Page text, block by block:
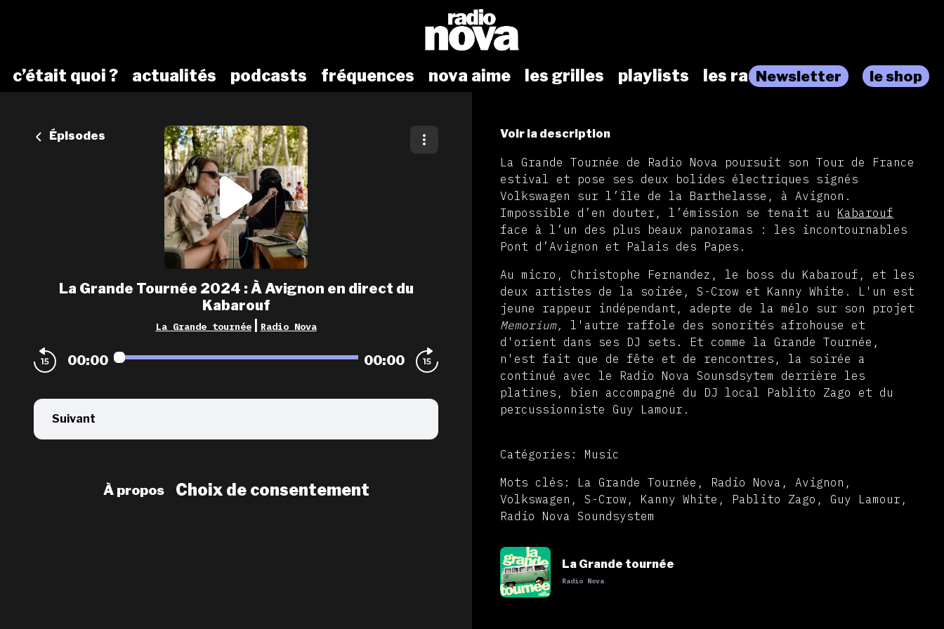
c’était quoi ? actualités podcasts fréquences nova aime les grilles playlists les radiosNewsletter le shop
Épisodes
La Grande Tournée 2024 : À Avignon en direct du
Kabarouf
La Grande tournée Radio Nova
00:00 00:00
Suivant
À propos Choix de consentement
Voir la description
La Grande Tournée de Radio Nova poursuit son Tour de France
estival et pose ses deux bolides électriques signés
Volkswagen sur l’île de la Barthelasse, à Avignon.
Impossible d’en douter, l’émission se tenait au Kabarouf
face à l’un des plus beaux panoramas : les incontournables
Pont d’Avignon et Palais des Papes.
Au micro, Christophe Fernandez, le boss du Kabarouf, et les
deux artistes de la soirée, S-Crow et Kanny White. L'un est
jeune rappeur indépendant, adepte de la mélo sur son projet
Memorium, l'autre raffole des sonorités afrohouse et
d'orient dans ses DJ sets. Et comme la Grande Tournée,
n'est fait que de fête et de rencontres, la soirée a
continué avec le Radio Nova Sounsdsytem derrière les
platines, bien accompagné du DJ local Pablito Zago et du
percussionniste Guy Lamour.
Catégories: Music
Mots clés: La Grande Tournée, Radio Nova, Avignon,
Volkswagen, S-Crow, Kanny White, Pablito Zago, Guy Lamour,
Radio Nova Soundsystem
La Grande tournée
Radio Nova